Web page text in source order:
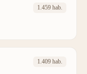
1.459 hab.
1.409 hab.